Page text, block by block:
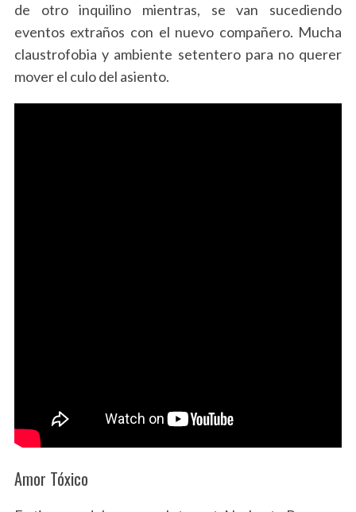
de otro inquilino mientras, se van sucediendo
eventos extraños con el nuevo compañero. Mucha
claustrofobia y ambiente setentero para no querer
mover el culo del asiento.
Amor Tóxico